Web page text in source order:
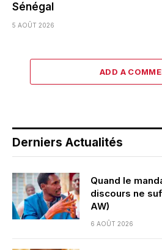
Sénégal
5 AOÛT 2026
ADD A
Derniers Actualités
Quand le
discours ne
AW)
6 AOÛT 2026